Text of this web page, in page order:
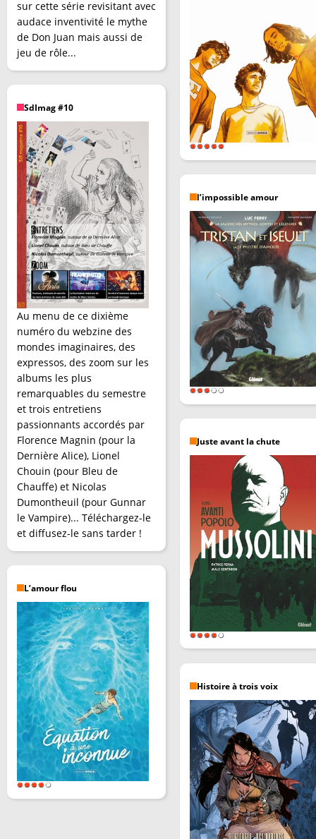
sur cette série revisitant avec
audace inventivité le mythe
de Don Juan mais aussi de
jeu de rôle...
SdImag #10
Au menu de ce dixième
numéro du webzine des
mondes imaginaires, des
expressos, des zoom sur les
albums les plus
remarquables du semestre
et trois entretiens
passionnants accordés par
Florence Magnin (pour la
Dernière Alice), Lionel
Chouin (pour Bleu de
Chauffe) et Nicolas
Dumontheuil (pour Gunnar
le Vampire)... Téléchargez-le
et diffusez-le sans tarder !
L’amour flou
l’impossible amour
Juste avant la chute
Histoire à trois voix